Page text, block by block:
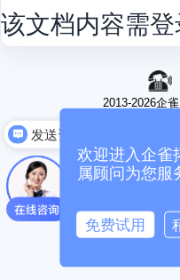
该文档内容需
2013-2026企
闽ICP
发送资料
欢迎进入企雀
属顾问为您服
免费试用